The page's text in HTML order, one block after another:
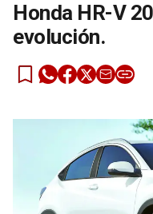
Honda HR-V
evolución.